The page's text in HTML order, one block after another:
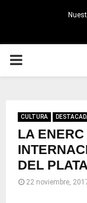
PRIMARY
CULTURA
LA
DEL
22 noviembre,